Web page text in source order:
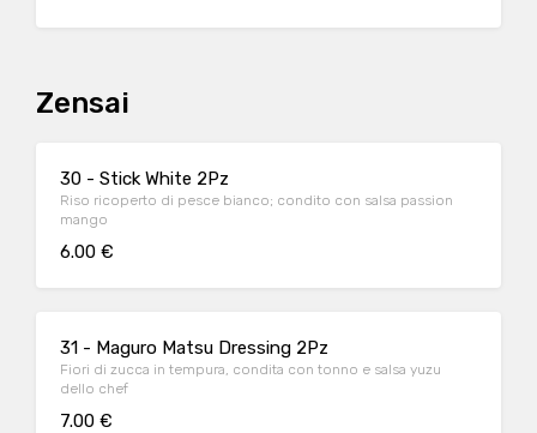
Zensai
30 - Stick White 2Pz
Riso ricoperto di pesce bianco; condito con salsa passion
mango
6.00 €
31 - Maguro Matsu Dressing 2Pz
Fiori di zucca in tempura, condita con tonno e salsa yuzu
dello chef
7.00 €